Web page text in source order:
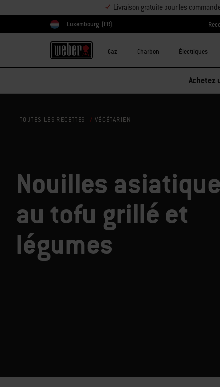
Livraison gratuite pour les
Choisir un pays
Luxembourg (FR)
Gaz Charbon Électriques
Réduction sur les accessoires –
TOUTES LES RECETTES VÉGÉTARIEN
Nouilles
au tofu grillé et
légumes